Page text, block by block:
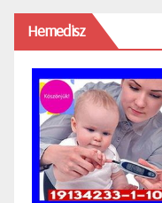
Hemedisz